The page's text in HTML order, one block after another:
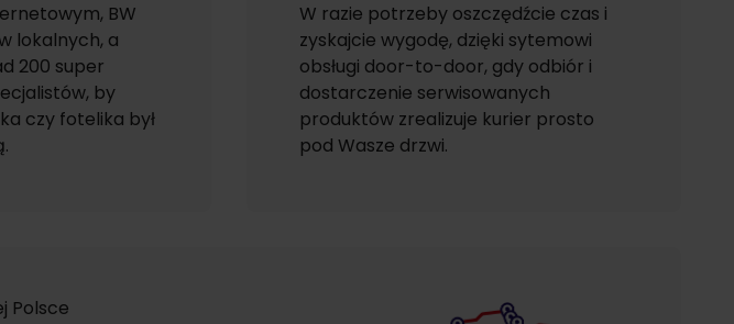
BW
lokalnych, a
200 super
by
czy fotelika był
W razie potrzeby oszczędźcie czas i
zyskajcie wygodę, dzięki sytemowi
obsługi door-to-door, gdy odbiór i
dostarczenie serwisowanych
produktów zrealizuje kurier prosto
pod Wasze drzwi.
Polsce